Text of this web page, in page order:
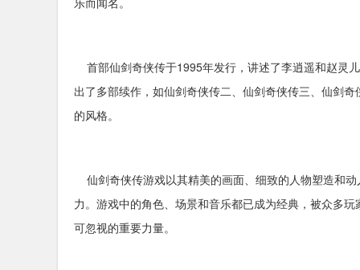
首部仙剑奇侠传于1995年发行，讲述了李逍遥和赵灵
出了多部续作，如仙剑奇侠传二、仙剑奇侠传三、仙剑
的风格。
仙剑奇侠传游戏以其精美的画面、细致的人物塑造和
力。游戏中的角色、场景和音乐都已成为经典，被众多
可忽视的重要力量。